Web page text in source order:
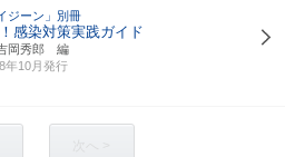
ジーン」別冊
感染対策実践ガイド
岡秀郎 編
年10月発行